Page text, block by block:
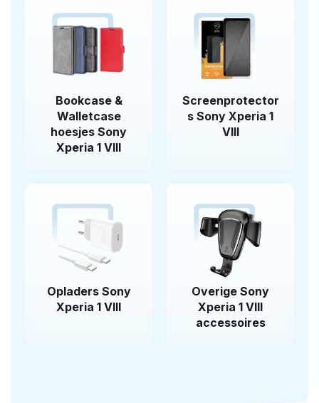
Bookcase &
Walletcase
hoesjes Sony
Xperia 1 VIII
Screenprotector
s Sony Xperia 1
VIII
Opladers Sony
Xperia 1 VIII
Overige Sony
Xperia 1 VIII
accessoires